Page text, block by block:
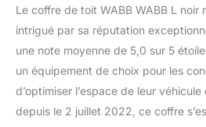
Le coffre de toit WABB WABB L noir
intrigué par sa réputation
une note moyenne de 5,0 sur 5
un équipement de choix pour les
d’optimiser l’espace de leur
depuis le 2 juillet 2022, ce coffre